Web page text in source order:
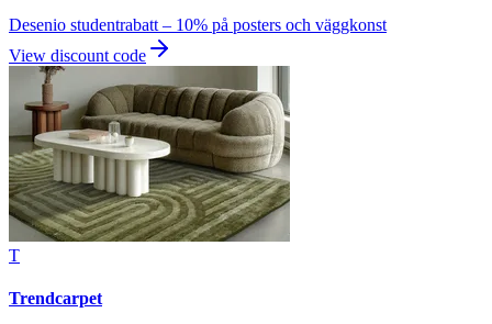
Desenio studentrabatt – 10% på posters och väggkonst
View discount code
T
Trendcarpet